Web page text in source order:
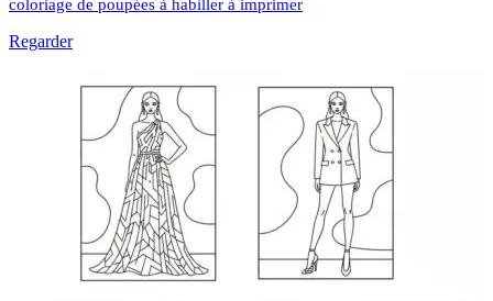
coloriage de poupées à habiller à imprimer
Regarder